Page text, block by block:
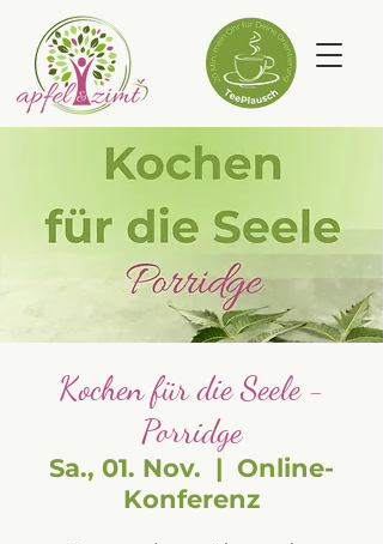
Kochen für die Seele -
Porridge
Sa., 01. Nov.
  |
Online-
Konferenz